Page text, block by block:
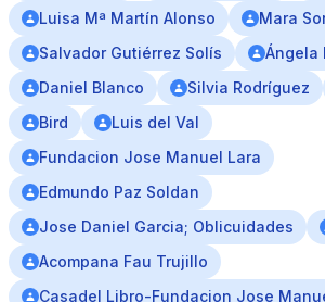
Luisa Mª Martín Alonso
Mara
Salvador Gutiérrez Solís
Ángela
Daniel Blanco
Silvia Rodríguez
Bird
Luis del Val
Fundacion Jose Manuel Lara
Edmundo Paz Soldan
Jose Daniel Garcia; Oblicuidades
Acompana Fau Trujillo
Casadel Libro-Fundacion Jose